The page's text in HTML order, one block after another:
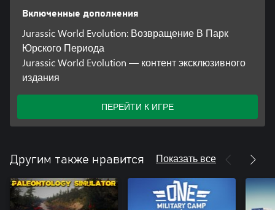
Включенные дополнения
Jurassic World Evolution: Возвращение В Парк
Юрского Периода
Jurassic World Evolution — контент эксклюзивного
издания
ПЕРЕЙТИ К ИГРЕ
Другим также нравится Показать все